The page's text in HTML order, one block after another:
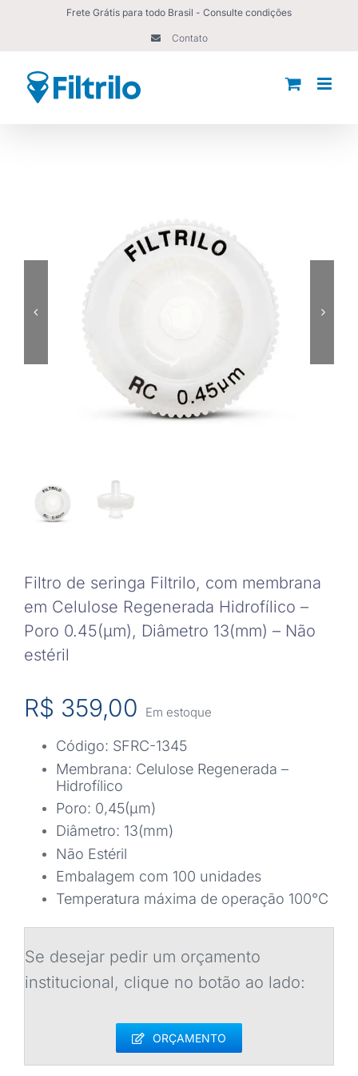
conteúdo
Frete Grátis para todo Brasil - Consulte condições
Contato
Filtro de seringa Filtrilo, com membrana
em Celulose Regenerada Hidrofílico –
Poro 0.45(μm), Diâmetro 13(mm) – Não
estéril
R$ 359,00 Em estoque
Código: SFRC-1345
Membrana: Celulose Regenerada –
Hidrofílico
Poro: 0,45(μm)
Diâmetro: 13(mm)
Não Estéril
Embalagem com 100 unidades
Temperatura máxima de operação 100°C
Se desejar pedir um orçamento
institucional, clique no botão ao lado:
ORÇAMENTO